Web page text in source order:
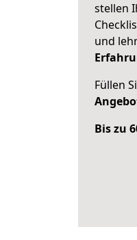
stellen
und
Füllen
Bis zu